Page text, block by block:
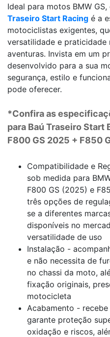
Ideal para motos BMW GS,
Traseiro Start Racing é a
motociclistas exigentes,
versatilidade e praticidade
aventuras. Invista em um
desenvolvido para a sua
segurança, estilo e
pode oferecer.
*Confira as
para Baú Traseiro Start
F800 GS 2025 + F850
Compatibilidade e
sob medida para
F800 GS (2025) e
três opções de
se a diferentes
disponíveis no
versatilidade de uso
Instalação -
e não necessita de
no chassi da moto,
fixação originais,
motocicleta
Acabamento -
garante proteção
oxidação e riscos,